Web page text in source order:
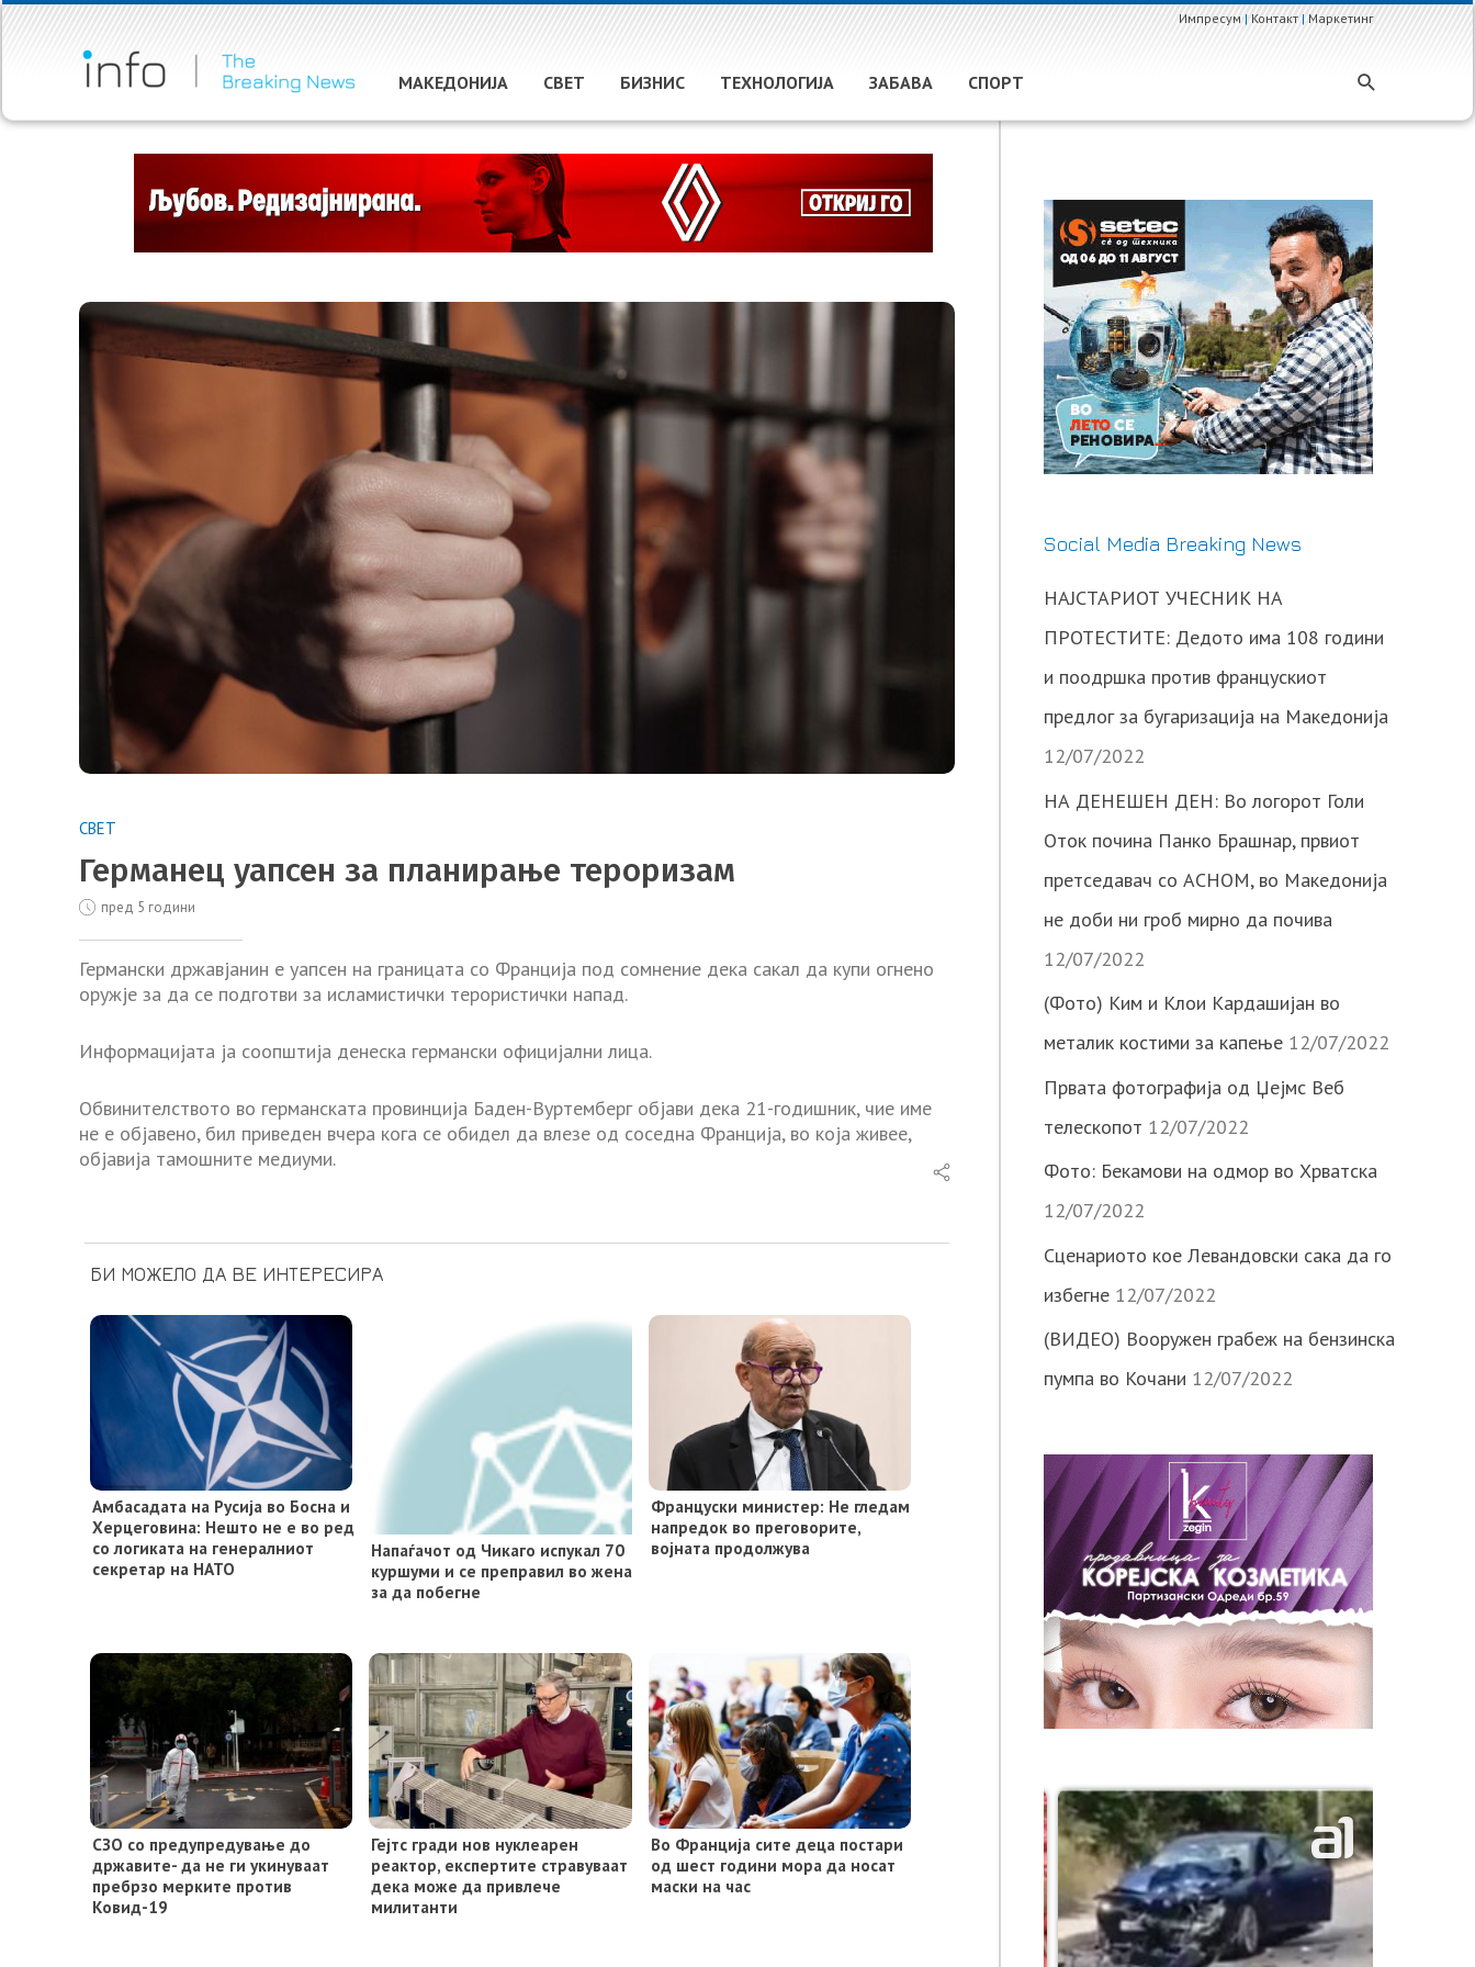
Импресум|Контакт|Маркетинг
МАКЕДОНИЈА СВЕТ БИЗНИС ТЕХНОЛОГИЈА ЗАБАВА СПОРТ
СВЕТ
Германец уапсен за планирање тероризам
пред 5 години
Германски државјанин е уапсен на границата со Франција под сомнение дека сакал да купи огнено
оружје за да се подготви за исламистички терористички напад.
Информацијата ја соопштија денеска германски официјални лица.
Обвинителството во германската провинција Баден-Вуртемберг објави дека 21-годишник, чие име
не е објавено, бил приведен вчера кога се обидел да влезе од соседна Франција, во која живее,
објавија тамошните медиуми.
БИ МОЖЕЛО ДА ВЕ ИНТЕРЕСИРА
Амбасадата на Русија во Босна и
Херцеговина: Нешто не е во ред
со логиката на генералниот
секретар на НАТО
Напаѓачот од Чикаго испукал 70
куршуми и се преправил во жена
за да побегне
Француски министер: Не гледам
напредок во преговорите,
војната продолжува
СЗО со предупредување до
државите- да не ги укинуваат
пребрзо мерките против
Ковид-19
Гејтс гради нов нуклеарен
реактор, експертите стравуваат
дека може да привлече
милитанти
Во Франција сите деца постари
од шест години мора да носат
маски на час
Social Media Breaking News
НАЈСТАРИОТ УЧЕСНИК НА
ПРОТЕСТИТЕ: Дедото има 108 години
и поодршка против францускиот
предлог за бугаризација на Македонија
12/07/2022
НА ДЕНЕШЕН ДЕН: Во логорот Голи
Оток почина Панко Брашнар, првиот
претседавач со АСНОМ, во Македонија
не доби ни гроб мирно да почива
12/07/2022
(Фото) Ким и Клои Кардашијан во
металик костими за капење 12/07/2022
Првата фотографија од Џејмс Веб
телескопот 12/07/2022
Фото: Бекамови на одмор во Хрватска
12/07/2022
Сценариото кое Левандовски сака да го
избегне 12/07/2022
(ВИДЕО) Вооружен грабеж на бензинска
пумпа во Кочани 12/07/2022